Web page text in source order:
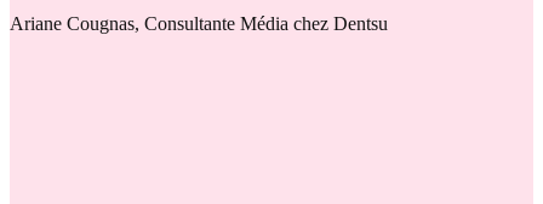
Ariane Cougnas, Consultante Média chez Dentsu